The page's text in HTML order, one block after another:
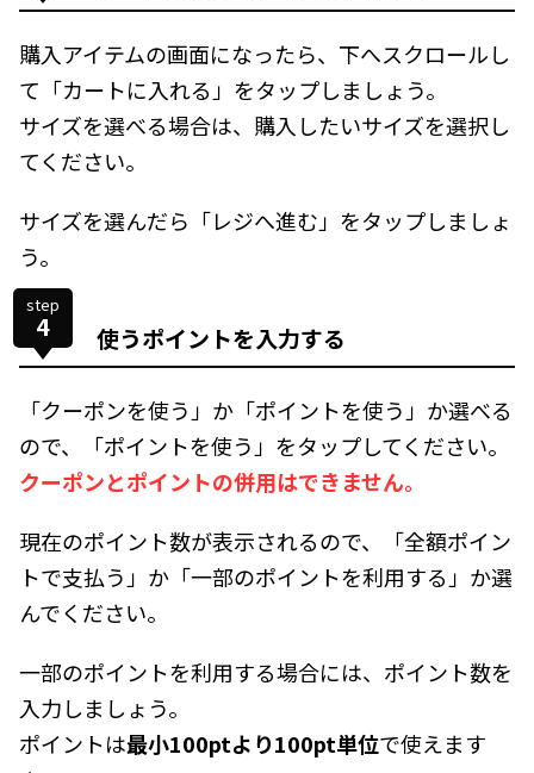
購入アイテムの画面になったら、下へスクロールし
て「カートに入れる」をタップしましょう。
サイズを選べる場合は、購入したいサイズを選択し
てください。
サイズを選んだら「レジへ進む」をタップしましょ
う。
step
4 使うポイントを入力する
「クーポンを使う」か「ポイントを使う」か選べる
ので、「ポイントを使う」をタップしてください。
クーポンとポイントの併用はできません。
現在のポイント数が表示されるので、「全額ポイン
トで支払う」か「一部のポイントを利用する」か選
んでください。
一部のポイントを利用する場合には、ポイント数を
入力しましょう。
ポイントは最小100ptより100pt単位で使えます